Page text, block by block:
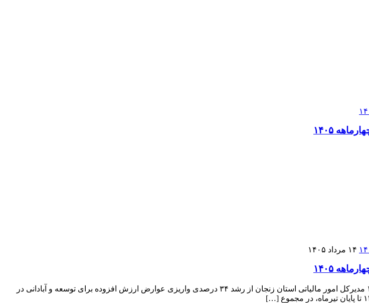
۱۴ مرداد ۱۴۰۵
رشد ۳۴ درصدی واریزی عوارض ارزش افزوده برای توسعه و آبادانی استان در چهارماهه ۱۴۰۵ مدیرکل امور مالیاتی استان زنجان از رشد ۳۴ درصدی واریزی عوارض ارزش افزوده برای توسعه و آبادانی در